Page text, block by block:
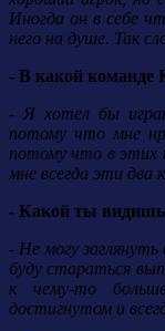
Иногда он в себе
него на душе. Так
- В какой команде
- Я хотел бы
потому что мне
потому что в этих
мне всегда эти два
- Какой ты видишь
- Не могу
буду стараться
к чему-то
достигнутом и